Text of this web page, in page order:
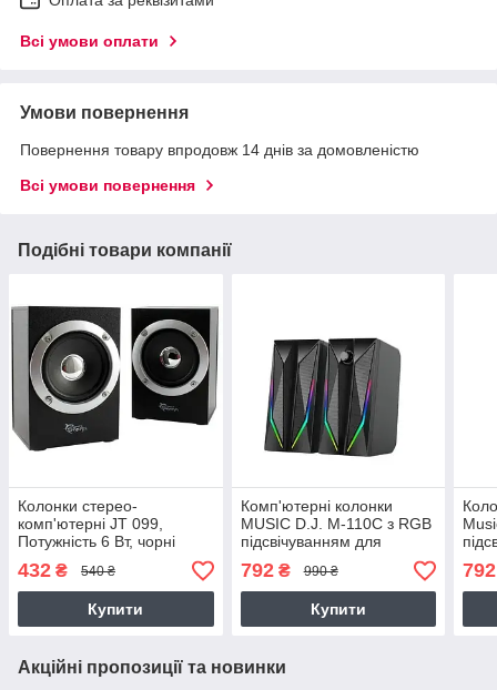
Всі умови оплати
Умови повернення
Повернення товару впродовж 14 днів за домовленістю
Всі умови повернення
Подібні товари компанії
Колонки стерео-
комп'ютерні JT 099,
Потужність 6 Вт, чорні
432 ₴ 540 ₴
Купити
Комп'ютерні колонки
MUSIC D.J. M-110C з RGB
підсвічуванням для
настільного ПК,
Потужність 10 Вт
792₴ 990 ₴
Купити
3Вт
792
Акційні пропозиції та новинки